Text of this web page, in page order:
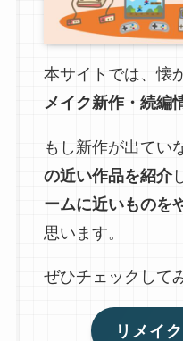
本サイトでは、懐
メイク新作・続編
もし新作が出てい
の近い作品を紹介
ームに近いものを
思います。
ぜひチェックして
リメイ